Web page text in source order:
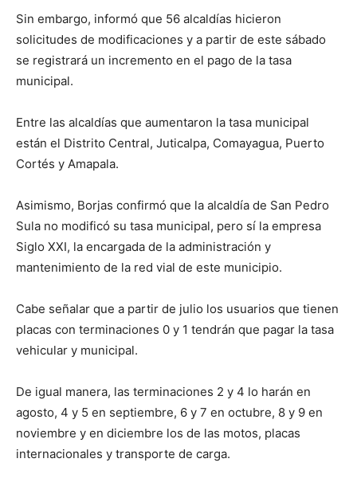
Sin embargo, informó que 56 alcaldías hicieron
solicitudes de modificaciones y a partir de este sábado
se registrará un incremento en el pago de la tasa
municipal.
Entre las alcaldías que aumentaron la tasa municipal
están el Distrito Central, Juticalpa, Comayagua, Puerto
Cortés y Amapala.
Asimismo, Borjas confirmó que la alcaldía de San Pedro
Sula no modificó su tasa municipal, pero sí la empresa
Siglo XXI, la encargada de la administración y
mantenimiento de la red vial de este municipio.
Cabe señalar que a partir de julio los usuarios que tienen
placas con terminaciones 0 y 1 tendrán que pagar la tasa
vehicular y municipal.
De igual manera, las terminaciones 2 y 4 lo harán en
agosto, 4 y 5 en septiembre, 6 y 7 en octubre, 8 y 9 en
noviembre y en diciembre los de las motos, placas
internacionales y transporte de carga.